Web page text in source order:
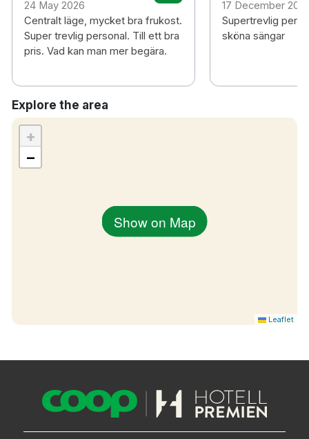
24 May 2026
Centralt läge, mycket bra frukost.
Super trevlig personal. Till ett bra
pris. Vad kan man mer begära.
17 December
Supertrevlig
sköna sängar
Explore the area
Show on Map
+
−
Leaflet